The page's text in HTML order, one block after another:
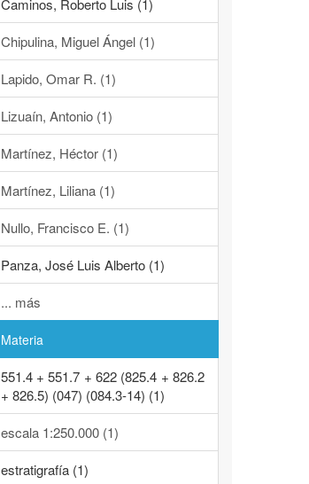
Caminos, Roberto Luis (1)
Chipulina, Miguel Ángel (1)
Lapido, Omar R. (1)
Lizuaín, Antonio (1)
Martínez, Héctor (1)
Martínez, Liliana (1)
Nullo, Francisco E. (1)
Panza, José Luis Alberto (1)
... más
Materia
551.4 + 551.7 + 622 (825.4 + 826.2
+ 826.5) (047) (084.3-14) (1)
escala 1:250.000 (1)
estratigrafía (1)